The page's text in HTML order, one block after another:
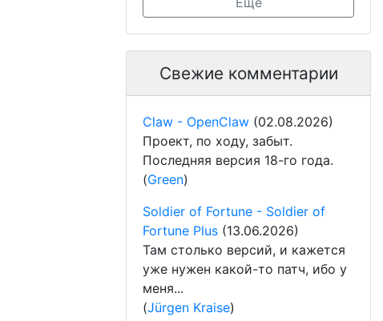
Свежие комментарии
Claw - OpenClaw (02.08.2026)
Проект, по ходу, забыт.
Последняя версия 18-го года.
(Green)
Soldier of Fortune - Soldier of
Fortune Plus (13.06.2026)
Там столько версий, и кажется
уже нужен какой-то патч, ибо у
меня...
(Jürgen Kraise)